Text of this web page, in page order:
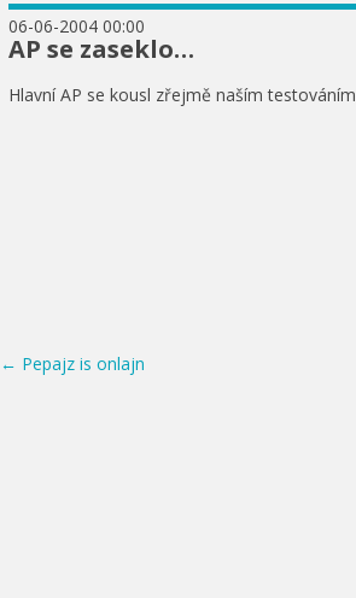
06-06-2004 00:00
AP se zaseklo…
Hlavní AP se kousl zřejmě naším testováním
Post navigation
← Pepajz is onlajn